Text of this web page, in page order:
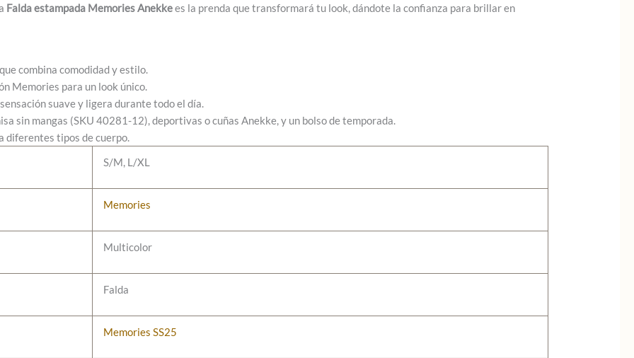
Falda estampada Memories Anekkees la prenda que transformará tu look, dándote la confianza para brillar en
combina comodidad y estilo.
Memories para un look único.
suave y ligera durante todo el día.
sin mangas (SKU 40281-12), deportivas o cuñas Anekke, y un bolso de temporada.
diferentes tipos de cuerpo.
S/M, L/XL
Memories
Multicolor
Falda
Memories SS25